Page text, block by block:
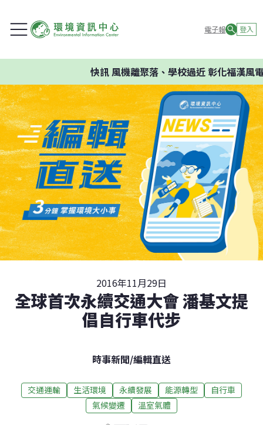
電子報 登入
快訊風機離聚落、學校過近 彰化福漢風電
2016年11月29日
全球首次永續交通大會 潘基文提
倡自行車代步
時事新聞/編輯直送
交通運輸 生活環境 永續發展 能源轉型
自行車
氣候變遷
溫室氣體